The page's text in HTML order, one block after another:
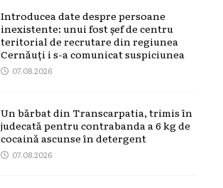
Introducea date despre persoane
inexistente: unui fost șef de centru
teritorial de recrutare din regiunea
Cernăuți i s-a comunicat suspiciunea
07.08.2026
Un bărbat din Transcarpatia, trimis în
judecată pentru contrabanda a 6 kg de
cocaină ascunse în detergent
07.08.2026